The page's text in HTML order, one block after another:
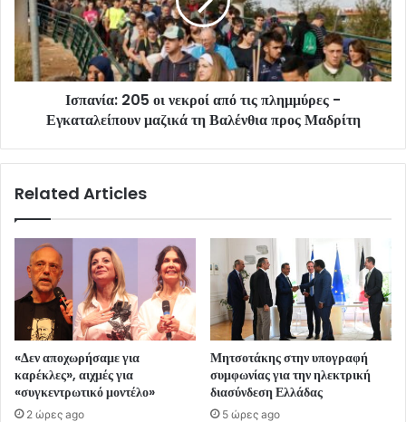
Ισπανία: 205 οι νεκροί από τις πλημμύρες -
Εγκαταλείπουν μαζικά τη Βαλένθια προς Μαδρίτη
Related Articles
«Δεν αποχωρήσαμε για
καρέκλες», αιχμές για
«συγκεντρωτικό μοντέλο»
2 ώρες ago
Μητσοτάκης στην υπογραφή
συμφωνίας για την ηλεκτρική
διασύνδεση Ελλάδας
5 ώρες ago